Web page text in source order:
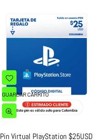
GUARDAR CARRITO
Pin Virtual PlayStation $25USD